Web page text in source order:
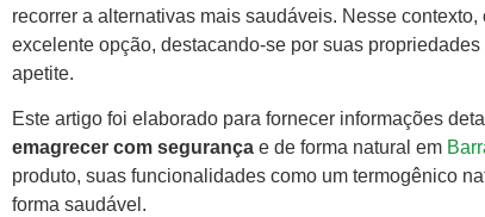
recorrer a alternativas mais saudáveis. Nesse
excelente opção, destacando-se por suas
apetite.
Este artigo foi elaborado para fornecer informações
emagrecer com segurança e de forma natural em
produto, suas funcionalidades como um termogênico
forma saudável.